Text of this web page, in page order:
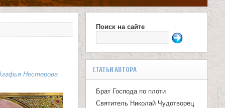
Нестерова
Ф
о
р
м
а
Поиск на сайте
СТАТЬИ АВТОРА
Брат Господа по плоти
Святитель Николай Чудотворец